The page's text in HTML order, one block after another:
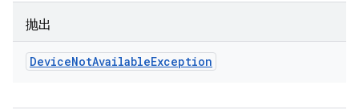
抛出
DeviceNotAvailableException